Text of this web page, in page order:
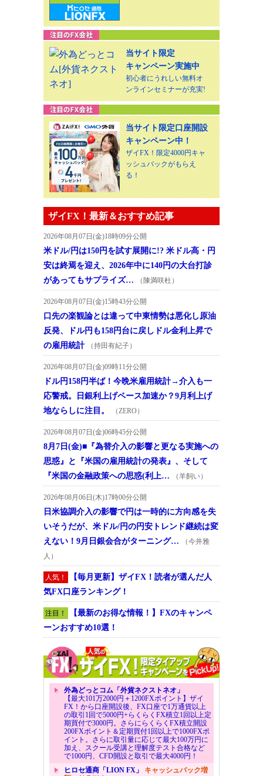
当サイト限定
キャンペーン実施中
初心者にうれしい無料オ
ンラインセミナーが充実!
当サイト限定口座開設
キャンペーン中！
ザイFX！限定4000円キャ
ッシュバックがもらえ
る！
ザイFX！最新＆おすすめ記事
2026年08月07日(金)18時09分公開
米ドル/円は150円を試す展開に!? 米ドル高・円
安は終焉を迎え、2026年中に140円の大台打診
があってもサプライズ…
（陳満咲杜）
2026年08月07日(金)15時43分公開
口先の楽観論とは違って中東情勢は悪化し原油
反発、ドル円も158円台に戻しドル金利上昇で
の雇用統計
（持田有紀子）
2026年08月07日(金)09時11分公開
ドル円158円半ば！今晩米雇用統計→介入も一
応警戒。日銀利上げペース加速か？9月利上げ
地ならしに注目。
（ZERO）
2026年08月07日(金)06時45分公開
8月7日(金)■『為替介入の影響と更なる実施への
思惑』と『米国の雇用統計の発表』、そして
『米国の金融政策への思惑(利上…
（羊飼い）
2026年08月06日(木)17時00分公開
日米協調介入の影響で円は一時的に方向感を失
いそうだが、米ドル/円の円安トレンド継続は変
えない！9月日銀会合がターニング…
（今井雅
人）
人気！
【毎月更新】ザイFX！読者が選んだ人
気FX口座ランキング！
注目！
【最新のお得な情報！】FXのキャンペ
ーンおすすめ10選！
外為どっとコム「外貨ネクストネオ」
【最大101万2000円＋1200FXポイント】ザイ
FX！から口座開設後、FX口座で1万通貨以上
の取引1回で5000円+らくらくFX積立1回以上定
期買付で3000円。さらにらくらくFX積立開設
200FXポイント＆定期買付1回以上で1000FXポ
イント。さらに取引量に応じて最大100万円に
加え、スクール受講と理解度テスト合格など
で1000円、CFD開設と取引で最大4000円！
ヒロセ通商「LION FX」 キャッシュバック増